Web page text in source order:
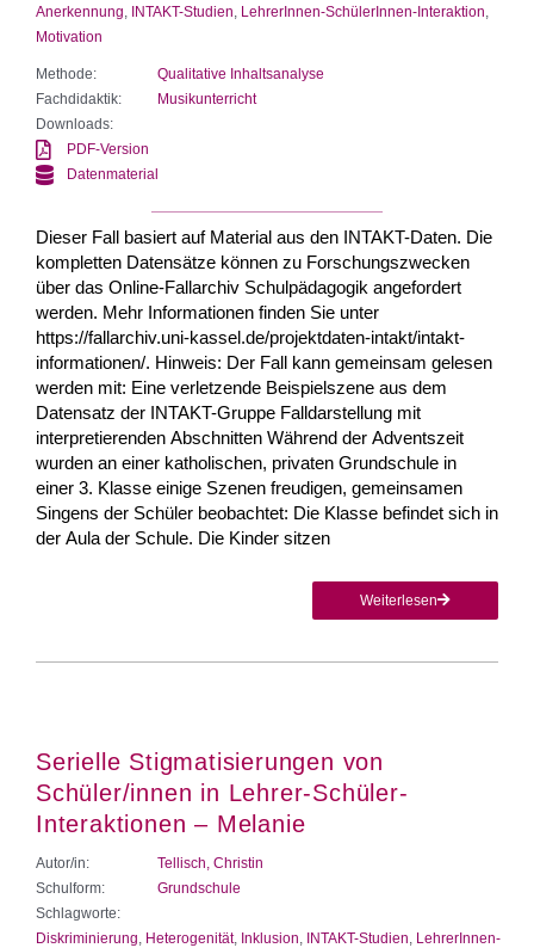
Anerkennung INTAKT-Studien LehrerInnen-SchülerInnen-Interaktion
Motivation
Methode:
Qualitative Inhaltsanalyse
Fachdidaktik:
Musikunterricht
Downloads:
PDF-Version
Datenmaterial
Dieser Fall basiert auf Material aus den INTAKT-Daten. Die
kompletten Datensätze können zu Forschungszwecken
über das Online-Fallarchiv Schulpädagogik angefordert
werden. Mehr Informationen finden Sie unter
https://fallarchiv.uni-kassel.de/projektdaten-intakt/intakt-
informationen/. Hinweis: Der Fall kann gemeinsam gelesen
werden mit: Eine verletzende Beispielszene aus dem
Datensatz der INTAKT-Gruppe Falldarstellung mit
interpretierenden Abschnitten Während der Adventszeit
wurden an einer katholischen, privaten Grundschule in
einer 3. Klasse einige Szenen freudigen, gemeinsamen
Singens der Schüler beobachtet: Die Klasse befindet sich in
der Aula der Schule. Die Kinder sitzen
Weiterlesen
Serielle Stigmatisierungen von
Schüler/innen in Lehrer-Schüler-
Interaktionen – Melanie
Autor/in:
Tellisch, Christin
Schulform:
Grundschule
Schlagworte:
Diskriminierung Heterogenität, Inklusion INTAKT-Studien LehrerInnen-